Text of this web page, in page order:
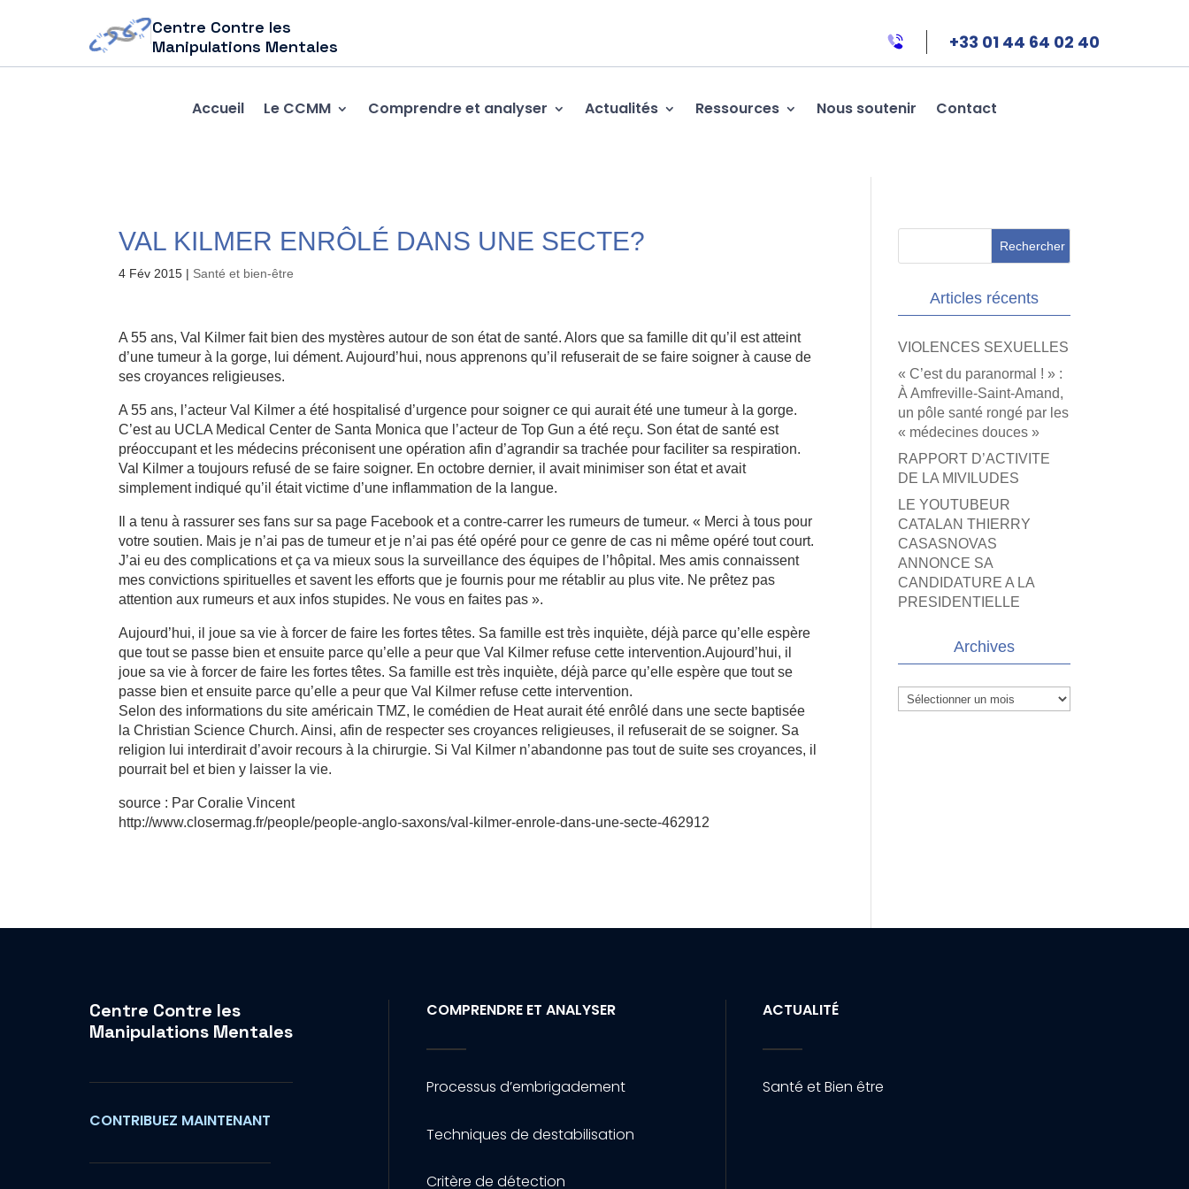
Centre Contre les
Manipulations Mentales
+33 01 44 64 02 40
Accueil Le CCMM Comprendre et analyser Actualités Ressources Nous soutenir Contact
VAL KILMER ENRÔLÉ DANS UNE SECTE?
4 Fév 2015 | Santé et bien-être
A 55 ans, Val Kilmer fait bien des mystères autour de son état de santé. Alors que sa famille dit qu’il est atteint
d’une tumeur à la gorge, lui dément. Aujourd’hui, nous apprenons qu’il refuserait de se faire soigner à cause de
ses croyances religieuses.
A 55 ans, l’acteur Val Kilmer a été hospitalisé d’urgence pour soigner ce qui aurait été une tumeur à la gorge.
C’est au UCLA Medical Center de Santa Monica que l’acteur de Top Gun a été reçu. Son état de santé est
préoccupant et les médecins préconisent une opération afin d’agrandir sa trachée pour faciliter sa respiration.
Val Kilmer a toujours refusé de se faire soigner. En octobre dernier, il avait minimiser son état et avait
simplement indiqué qu’il était victime d’une inflammation de la langue.
Il a tenu à rassurer ses fans sur sa page Facebook et a contre-carrer les rumeurs de tumeur. « Merci à tous pour
votre soutien. Mais je n’ai pas de tumeur et je n’ai pas été opéré pour ce genre de cas ni même opéré tout court.
J’ai eu des complications et ça va mieux sous la surveillance des équipes de l’hôpital. Mes amis connaissent
mes convictions spirituelles et savent les efforts que je fournis pour me rétablir au plus vite. Ne prêtez pas
attention aux rumeurs et aux infos stupides. Ne vous en faites pas ».
Aujourd’hui, il joue sa vie à forcer de faire les fortes têtes. Sa famille est très inquiète, déjà parce qu’elle espère
que tout se passe bien et ensuite parce qu’elle a peur que Val Kilmer refuse cette intervention.Aujourd’hui, il
joue sa vie à forcer de faire les fortes têtes. Sa famille est très inquiète, déjà parce qu’elle espère que tout se
passe bien et ensuite parce qu’elle a peur que Val Kilmer refuse cette intervention.
Selon des informations du site américain TMZ, le comédien de Heat aurait été enrôlé dans une secte baptisée
la Christian Science Church. Ainsi, afin de respecter ses croyances religieuses, il refuserait de se soigner. Sa
religion lui interdirait d’avoir recours à la chirurgie. Si Val Kilmer n’abandonne pas tout de suite ses croyances, il
pourrait bel et bien y laisser la vie.
source : Par Coralie Vincent
http://www.closermag.fr/people/people-anglo-saxons/val-kilmer-enrole-dans-une-secte-462912
Articles récents
VIOLENCES SEXUELLES
« C’est du paranormal ! » :
À Amfreville-Saint-Amand,
un pôle santé rongé par les
« médecines douces »
RAPPORT D’ACTIVITE
DE LA MIVILUDES
LE YOUTUBEUR
CATALAN THIERRY
CASASNOVAS
ANNONCE SA
CANDIDATURE A LA
PRESIDENTIELLE
Archives
Archives
Centre Contre les
Manipulations Mentales
CONTRIBUEZ MAINTENANT
COMPRENDRE ET ANALYSER
Processus d’embrigadement
Techniques de destabilisation
Critère de détection
ACTUALITÉ
Santé et Bien être